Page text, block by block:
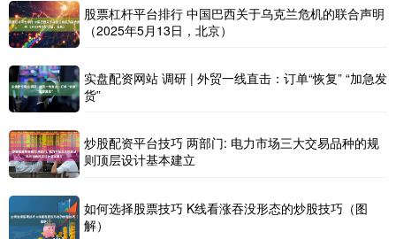
股票杠杆平台排行 中国巴西关于乌克兰危机的联合声明
（2025年5月13日，北京）
实盘配资网站 调研 | 外贸一线直击：订单“恢复” “加急发
货”
炒股配资平台技巧 两部门: 电力市场三大交易品种的规
则顶层设计基本建立
如何选择股票技巧 K线看涨吞没形态的炒股技巧（图
解）